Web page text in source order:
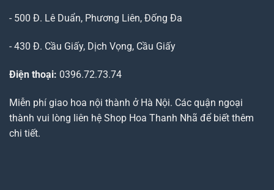
- 500 Đ. Lê Duẩn, Phương Liên, Đống Đa
- 430 Đ. Cầu Giấy, Dịch Vọng, Cầu Giấy
Điện thoại: 0396.72.73.74
Miễn phí giao hoa nội thành ở Hà Nội. Các quận ngoại
thành vui lòng liên hệ Shop Hoa Thanh Nhã để biết thêm
chi tiết.